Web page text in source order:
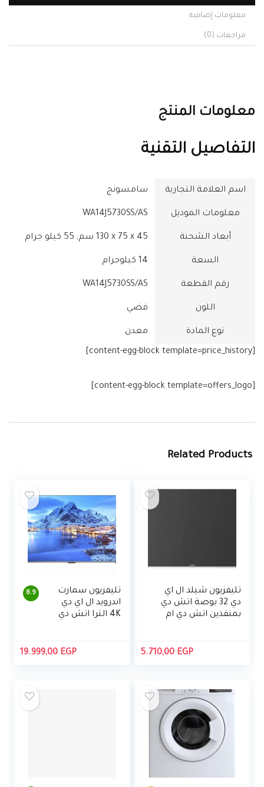
معلومات إضافية
مراجعات (0)
معلومات المنتج
التفاصيل التقنية
اسم العلامة التجارية
معلومات الموديل ‎WA14J5730SS/AS
أبعاد الشحنة ‎130 x 75 x 45 سم; 55 كيلو جرام
السعة ‎14 كيلوجرام
رقم القطعة ‎WA14J5730SS/AS
اللون
نوع المادة
[content-egg-block template=price_history]
[content-egg-block template=offers_logo]
Related Products
تليفزيون شيلد ال اي
دي 32 بوصة اتش دي
بمنفذين اتش دي ام
5.710,00 EGP
8.9
تليفزيون سمارت
اندرويد ال اي دي
4K الترا اتش دي
كنترول من شارب19.999,00 EGP